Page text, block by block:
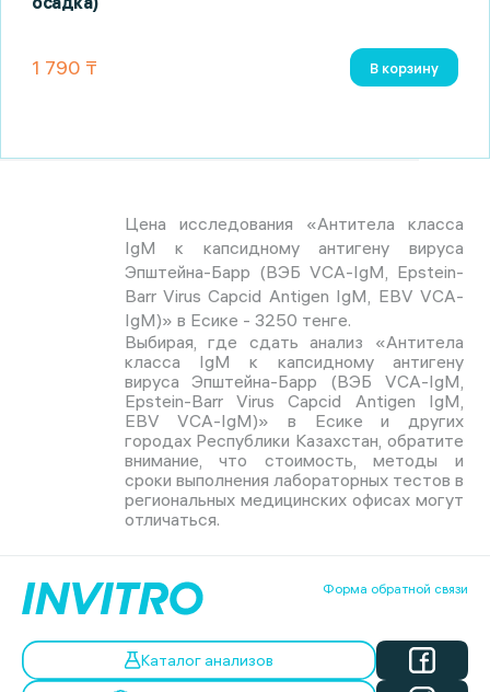
1 790 ₸ В корзину
Цена исследования «Антитела класса
IgM к капсидному антигену вируса
Эпштейна-Барр (ВЭБ VCA-IgM, Epstein-
Barr Virus Capcid Antigen IgM, EBV VCA-
IgM)» в Есике - 3250 тенге.
Выбирая, где сдать анализ «Антитела
класса IgM к капсидному антигену
вируса Эпштейна-Барр (ВЭБ VCA-IgM,
Epstein-Barr Virus Capcid Antigen IgM,
EBV VCA-IgM)» в Есике и других
городах Республики Казахстан, обратите
внимание, что стоимость, методы и
сроки выполнения лабораторных тестов в
региональных медицинских офисах могут
отличаться.
Форма обратной связи
Каталог анализов